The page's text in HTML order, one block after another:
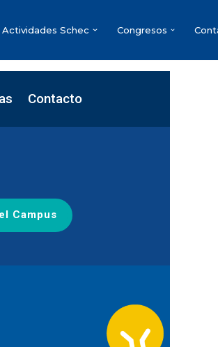
Actividades Schec Congresos
Contacto
Campus